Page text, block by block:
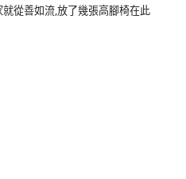
從善如流,放了幾張高腳椅在此